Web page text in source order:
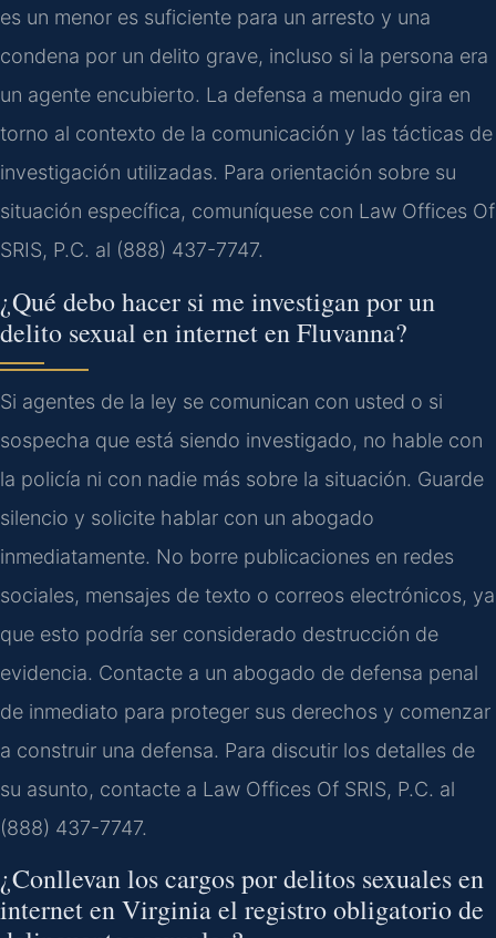
es un menor es suficiente para un arresto y una
condena por un delito grave, incluso si la persona era
un agente encubierto. La defensa a menudo gira en
torno al contexto de la comunicación y las tácticas de
investigación utilizadas. Para orientación sobre su
situación específica, comuníquese con Law Offices Of
SRIS, P.C. al (888) 437-7747.
¿Qué debo hacer si me investigan por un
delito sexual en internet en Fluvanna?
Si agentes de la ley se comunican con usted o si
sospecha que está siendo investigado, no hable con
la policía ni con nadie más sobre la situación. Guarde
silencio y solicite hablar con un abogado
inmediatamente. No borre publicaciones en redes
sociales, mensajes de texto o correos electrónicos, ya
que esto podría ser considerado destrucción de
evidencia. Contacte a un abogado de defensa penal
de inmediato para proteger sus derechos y comenzar
a construir una defensa. Para discutir los detalles de
su asunto, contacte a Law Offices Of SRIS, P.C. al
(888) 437-7747.
¿Conllevan los cargos por delitos sexuales en
internet en Virginia el registro obligatorio de